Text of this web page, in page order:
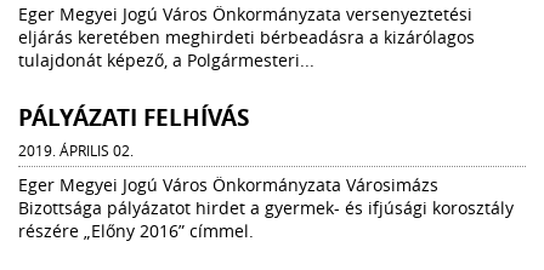
Eger Megyei Jogú Város Önkormányzata versenyeztetési
eljárás keretében meghirdeti bérbeadásra a kizárólagos
tulajdonát képező, a Polgármesteri...
PÁLYÁZATI FELHÍVÁS
2019. ÁPRILIS 02.
Eger Megyei Jogú Város Önkormányzata Városimázs
Bizottsága pályázatot hirdet a gyermek- és ifjúsági korosztály
részére „Előny 2016” címmel.